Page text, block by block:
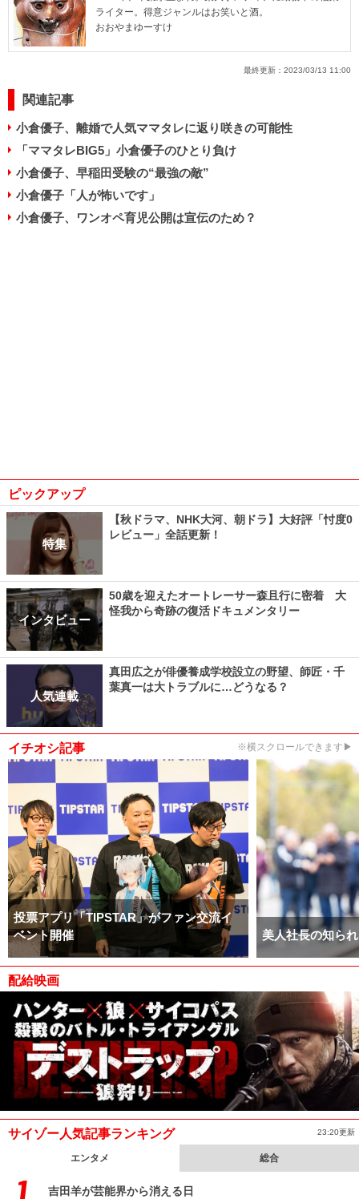
ライター。得意ジャンルはお笑いと酒。
おおやまゆーすけ
最終更新： 2023/03/13 11:00
関連記事
小倉優子、離婚で人気ママタレに返り咲きの可能性
「ママタレBIG5」小倉優子のひとり負け
小倉優子、早稲田受験の“最強の敵”
小倉優子「人が怖いです」
小倉優子、ワンオペ育児公開は宣伝のため？
ピックアップ
特集
【秋ドラマ、NHK大河、朝ドラ】大好評「忖度0
レビュー」全話更新！
インタビュー
50歳を迎えたオートレーサー森且行に密着 大
怪我から奇跡の復活ドキュメンタリー
人気連載
真田広之が俳優養成学校設立の野望、師匠・千
葉真一は大トラブルに…どうなる？
イチオシ記事 ※横スクロールできます▶
投票アプリ「TIPSTAR」がファン交流イ
ベント開催
美人社長の知ら
配給映画
サイゾー人気記事ランキング 23:20更新
エンタメ 総合
吉田羊が芸能界から消える日